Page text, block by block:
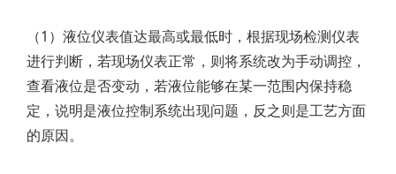
（1）液位仪表值达最高或最低时，根据现场检测仪表
进行判断，若现场仪表正常，则将系统改为手动调控，
查看液位是否变动，若液位能够在某一范围内保持稳
定，说明是液位控制系统出现问题，反之则是工艺方面
的原因。